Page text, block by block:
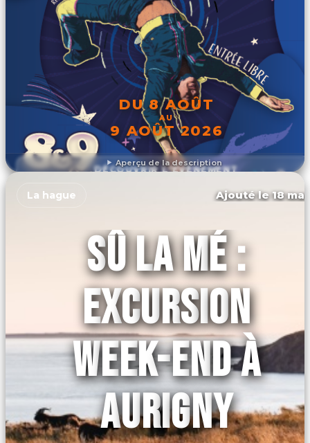
Aperçu de la description
DU 8 AOÛT
AU
9 AOÛT 2026
DÉCOUVRIR L'ÉVÉNEMENT
La hague Ajouté le 18
SÛ LA MÉ :
EXCURSION
WEEK-END À
AURIGNY